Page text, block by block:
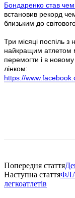
Бондаренко став
встановив рекорд
близьким до
Три місяці поспіль
найкращим атлетом
перемогти і в
лінком:
https://
Попередня стаття
Наступна стаття
легкоатлетів